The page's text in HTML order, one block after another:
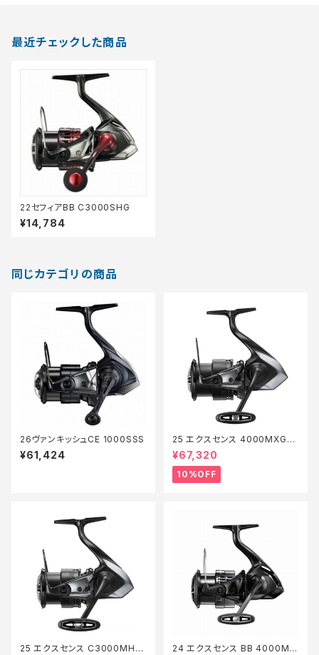
最近チェックした商品
22セフィアBB C3000SHG
¥14,784
同じカテゴリの商品
26ヴァンキッシュCE 1000SSS
¥61,424
25 エクスセンス 4000MXG
【継続セール_リール】【10】
¥67,320
10%OFF
25 エクスセンス C3000MHG
24 エクスセンス BB 4000MH